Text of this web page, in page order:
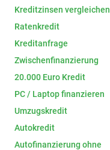
Kreditzinsen vergleichen
Ratenkredit
Kreditanfrage
Zwischenfinanzierung
20.000 Euro Kredit
PC / Laptop finanzieren
Umzugskredit
Autokredit
Autofinanzierung ohne